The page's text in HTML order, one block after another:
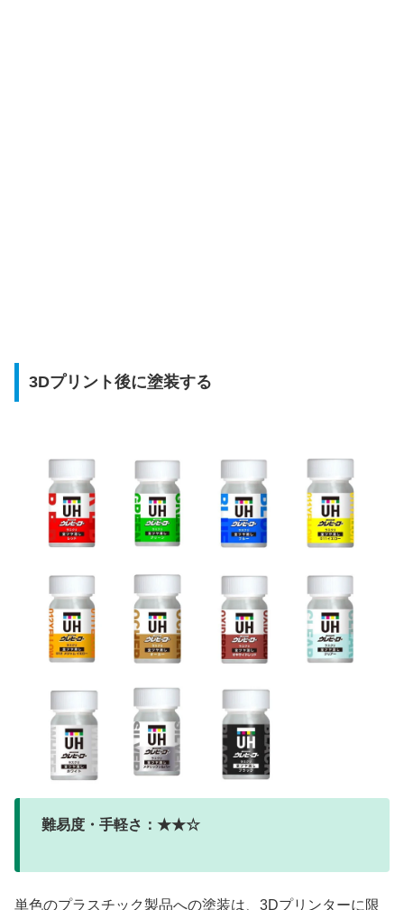
3Dプリント後に塗装する
難易度・手軽さ：★★☆
単色のプラスチック製品への塗装は、3Dプリンターに限